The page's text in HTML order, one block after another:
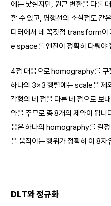
에는 낯설지만, 원근 변환을 다룰
할 수 있고, 평행선의 소실점도 같
디터에서 네 꼭짓점 transform
e space를 엔진이 정확히 다뤄야
4점 대응으로 homography를 구
하나의 3×3 행렬에는 scale을 제
각형의 네 점을 다른 네 점으로 보
약을 주므로 총 8개의 제약이 됩니
응은 하나의 homography를 결
을 움직이는 행위가 정확히 이 8자
DLT와 정규화